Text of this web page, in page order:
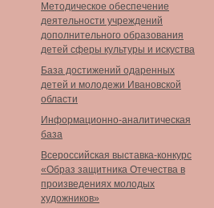
Методическое обеспечение
деятельности учреждений
дополнительного образования
детей сферы культуры и искуства
База достижений одаренных
детей и молодежи Ивановской
области
Информационно-аналитическая
база
Всероссийская выставка-конкурс
«Образ защитника Отечества в
произведениях молодых
художников»